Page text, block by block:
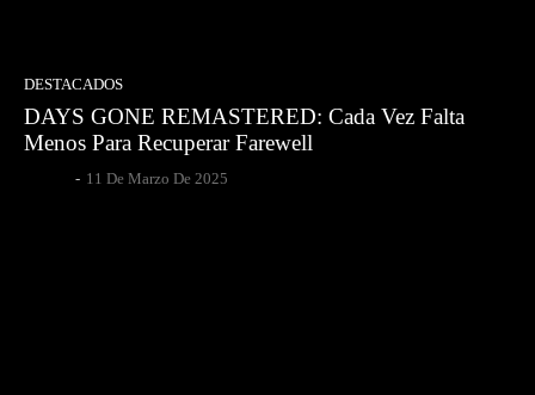
DESTACADOS
DAYS GONE REMASTERED: Cada Vez Falta
Menos Para Recuperar Farewell
- 11 De Marzo De 2025